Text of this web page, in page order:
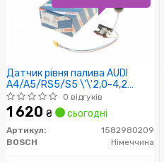
Датчик рівня палива AUDI
A4/A5/RS5/S5 \'\'2,0-4,2
\'\'07-16
0 відгуків
1 620 ₴ сьогодні
Артикул:
1582980209
BOSCH
Німеччина